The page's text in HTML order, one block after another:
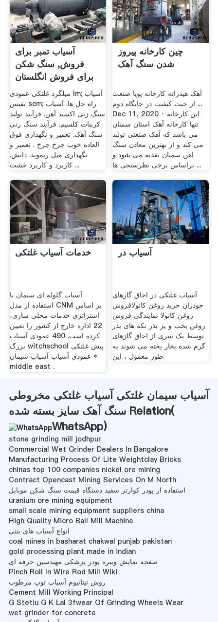
آسیاب تمبر برای
فروش, سنگ شکن
برای فروش انگلستان
میلگرد غلتکی عمودی lm; آسیاب
نفیس scm; راه حل ها. آسیاب
سنگ زنی اکسید آهن. فرآیند تولید
کربنات کلسیم. فرآیند سنگ زنی
سنگ آهک. تعمیر و نگهداری فوق
العاده خوب چرخ چرخ . تعمیر و
نگهداری میل ریموند. دانش.
کاربرد و کاربرد خشت ...
چین کارخانه پیروز
شدن سنگ آهک
آهک‌ هیدراته کارخانه پویا صنعت
از حیث کیفیت در جایگاه دوم ...
Dec 11, 2020 · این کارخانه
تنها کارخانه آهک استان سمنان
می باشد که آهک صنعتی تولبد
می کند و از بهترین معادن سنگ
اهن سمنان تغذیه می شود و
براساس برخی نظرسنجی ها ...
خدمات آسیاب غلتکی
آسیاب گلوله ای سیمان با
استفاده از مدل CNM بر اساس
استراتژی خدمات محلی سازی،
22 اداره خارج از کشور را تعیین
کرده است. 490 عمودی آسیاب
بزرگ witchschool پیش غلتکی
عمودی آسیاب آسیاب سیمان «
middle east .
آسیاب در
آسیاب غلتکی در اجاق گازهای
خودران خرید روغن کانولافروش
روغن کانولا نمایندگی فروش
روغن پخت و پز بذر تکه های بذر
توسط یک سری از اجاق گازهای
گرم شده بخار پخته می شوند به
طور معمول ، این.
آسیاب سیمان غلتکی آسیاب غلتکی مخروطی
سنگ آهک سایز بسته شده Relation(
WhatsApp)
stone grinding mill jodhpur
Commercial Wet Grinder Dealers In Bangalore
Manufacturing Process Of Lite Weightclay Bricks
chinas top 100 companies nickel ore mining
Contract Opencast Mining Services On M North
استفاده از پودر کوارتز سفید دستگاه قیمت سنگ شکن موبایل
uranium ore mining equipment
small scale mining equipment suppliers china
High Quality Micro Ball Mill Machine
انواع آسیاب های بتنی
coal mines in basharat chakwal punjab pakistan
gold processing plant made in indian
صفحه نمایش ویبره پودر پزشکی مهندسین حرفه ای
Pinch Roll In Wire Rod Mill Wiki
روش تیتانیوم آسیاب توپ مرطوب
Cement Mill Working Principal
G Stetiu G K Lal 3fwear Of Grinding Wheels Wear
wet grinder for concrete